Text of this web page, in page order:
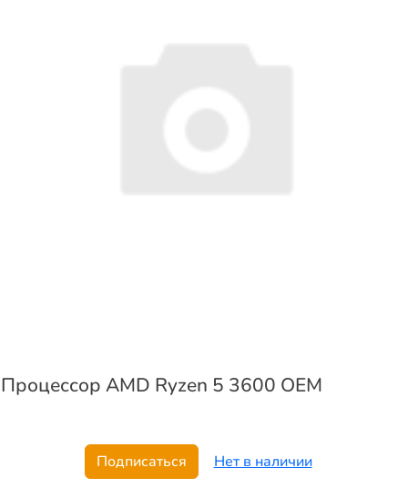
Процессор AMD Ryzen 5 3600 OEM
Подписаться Нет в наличии